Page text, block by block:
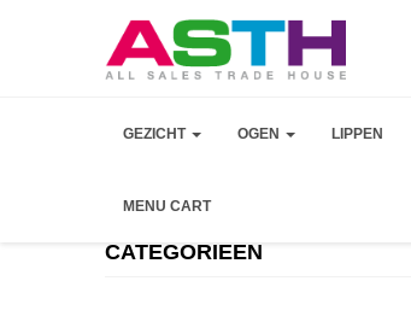
GEZICHT OGEN LIPPEN
MENU CART
CATEGORIEEN